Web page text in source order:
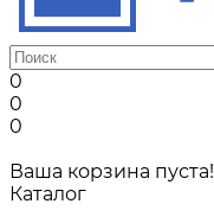
0
0
0
Ваша корзина пуста!
Каталог